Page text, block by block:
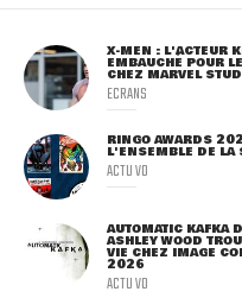
X-MEN : L'ACTEUR
EMBAUCHÉ POUR
CHEZ MARVEL
ECRANS
RINGO AWARDS
L'ENSEMBLE DE LA
ACTU VO
AUTOMATIC KAFKA
ASHLEY WOOD
VIE CHEZ IMAGE
2026
ACTU VO